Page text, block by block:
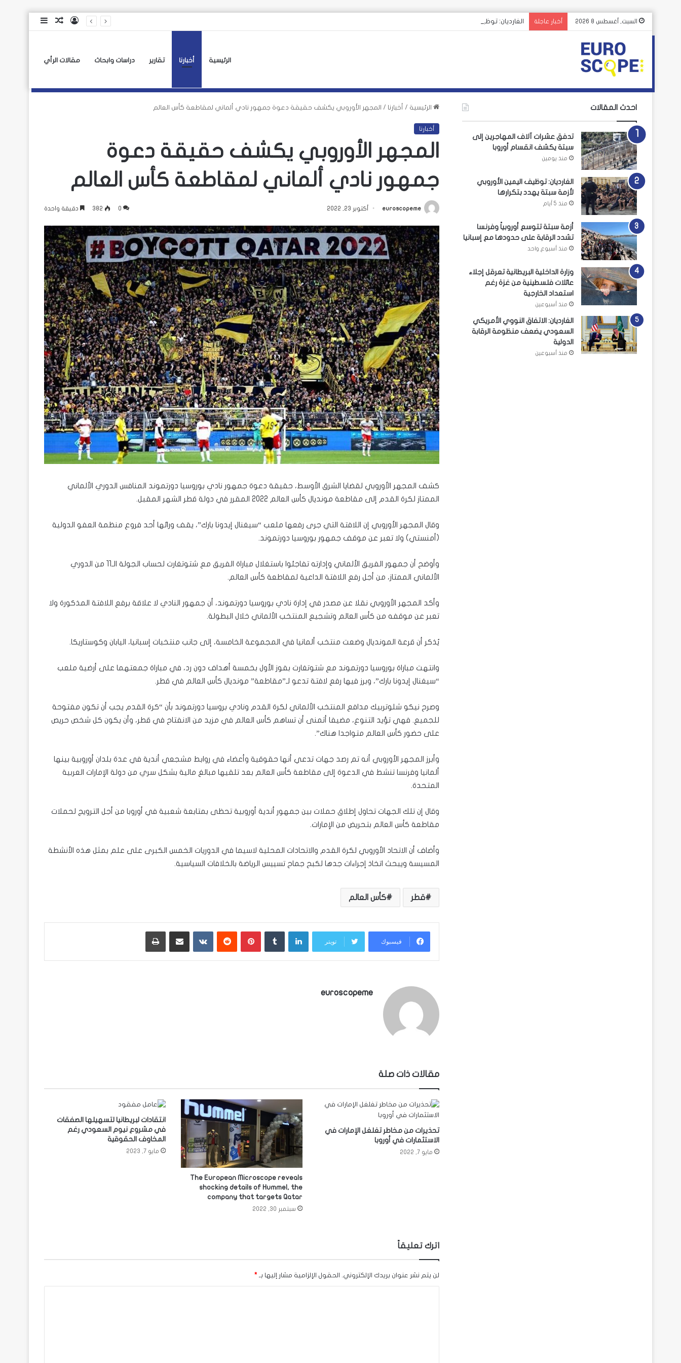
السبت, أغسطس 8 2026 أخبار عاجلة الغارديان: توظيف اليمين الأوروبي لأزمة سبتة يهدد بتكرارها إضافةمقالتسجيل
الرئيسية أخبارنا تقارير دراسات وابحاث مقالات الرأي
الرئيسية / أخبارنا / المجهر الأوروبي يكشف حقيقة دعوة جمهور نادي ألماني لمقاطعة كأس العالم
أخبارنا
المجهر الأوروبي يكشف حقيقة دعوة
جمهور نادي ألماني لمقاطعة كأس العالم
euroscopeme أكتوبر 23, 2022 0
382 دقيقة واحدة
كشف المجهر الأوروبي لقضايا الشرق الأوسط، حقيقة دعوة جمهور نادي بوروسيا دورتموند المنافس الدوري الألماني
الممتاز لكرة القدم إلى مقاطعة مونديال كأس العالم 2022 المقرر في دولة قطر الشهر المقبل.
وقال المجهر الأوروبي إن اللافتة التي جرى رفعها ملعب “سيغنال إيدونا بارك”، يقف ورائها أحد فروع منظمة العفو الدولية
(أمنستي) ولا تعبر عن موقف جمهور بوروسيا دورتموند.
وأوضح أن جمهور الفريق الألماني وإدارته تفاجئوا باستغلال مباراة الفريق مع شتوتغارت لحساب الجولة الـ11 من الدوري
الألماني الممتاز، من أجل رفع اللافتة الداعية لمقاطعة كأس العالم.
وأكد المجهر الأوروبي نقلا عن مصدر في إدارة نادي بوروسيا دورتموند، أن جمهور النادي لا علاقة برفع اللافتة المذكورة ولا
تعبر عن موقفه من كأس العالم وتشجيع المنتخب الألماني خلال البطولة.
يُذكر أن قرعة المونديال وضعت منتخب ألمانيا في المجموعة الخامسة، إلى جانب منتخبات إسبانيا، اليابان وكوستاريكا.
وانتهت مباراة بوروسيا دورتموند مع شتوتغارت بفوز الأول بخمسة أهداف دون رد، في مباراة جمعتهما على أرضية ملعب
“سيغنال إيدونا بارك”، وبرز فيها رفع لافتة تدعو لـ”مقاطعة” مونديال كأس العالم في قطر.
وصرح نيكو شلوتربيك مدافع المنتخب الألماني لكرة القدم ونادي بروسيا دورتموند بأن “كرة القدم يجب أن تكون مفتوحة
للجميع. فهي تؤيد التنوع، مضيفا أتمنى أن تساهم كأس العالم في مزيد من الانفتاح في قطر، وأن يكون كل شخص حريص
على حضور كأس العالم متواجدا هناك”.
وأبرز المجهر الأوروبي أنه تم رصد جهات تدعي أنها حقوقية وأعضاء في روابط مشجعي أندية في عدة بلدان أوروبية بينها
ألمانيا وفرنسا تنشط في الدعوة إلى مقاطعة كأس العالم بعد تلقيها مبالغ مالية بشكل سري من دولة الإمارات العربية
المتحدة.
وقال إن تلك الجهات تحاول إطلاق حملات بين جمهور أندية أوروبية تحظى بمتابعة شعبية في أوروبا من أجل الترويج لحملات
مقاطعة كأس العالم بتحريض من الإمارات.
وأضاف أن الاتحاد الأوروبي لكرة القدم والاتحادات المحلية لاسيما في الدوريات الخمس الكبرى على علم بمثل هذه الأنشطة
المسيسة ويبحث اتخاذ إجراءات جدها لكبح جماح تسييس الرياضة بالخلافات السياسية.
قطر كأس العالم
فيسبوك تويتر
لينكدإن بينتيريست مشاركة عبر البريد طباعة
euroscopeme
مقالات ذات صلة
تحذيرات من مخاطر تغلغل الإمارات في
الاستثمارات في أوروبا
مايو 7, 2022
The European Microscope reveals
shocking details of Hummel, the
company that targets Qatar
سبتمبر 30, 2022
انتقادات لبريطانيا لتسهيلها الصفقات
في مشروع نيوم السعودي رغم
المخاوف الحقوقية
مايو 7, 2023
اترك تعليقاً
لن يتم نشر عنوان بريدك الإلكتروني. الحقول الإلزامية مشار إليها بـ *
احدث المقالات
تدفق عشرات آلاف المهاجرين إلى
سبتة يكشف انقسام أوروبا
منذ يومين
الغارديان: توظيف اليمين الأوروبي
لأزمة سبتة يهدد بتكرارها
منذ 5 أيام
أزمة سبتة تتوسع أوروبياً وفرنسا
تشدد الرقابة على حدودها مع إسبانيا
منذ أسبوع واحد
وزارة الداخلية البريطانية تعرقل إجلاء
عائلات فلسطينية من غزة رغم
استعداد الخارجية
منذ أسبوعين
الغارديان: الاتفاق النووي الأمريكي
السعودي يضعف منظومة الرقابة
الدولية
منذ أسبوعين